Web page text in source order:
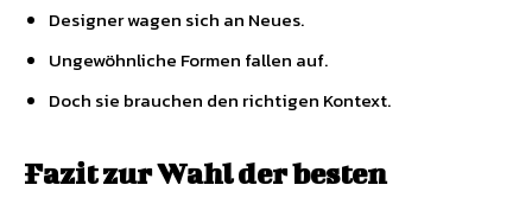
Designer wagen sich an Neues.
Ungewöhnliche Formen fallen auf.
Doch sie brauchen den richtigen Kontext.
Fazit zur Wahl der besten